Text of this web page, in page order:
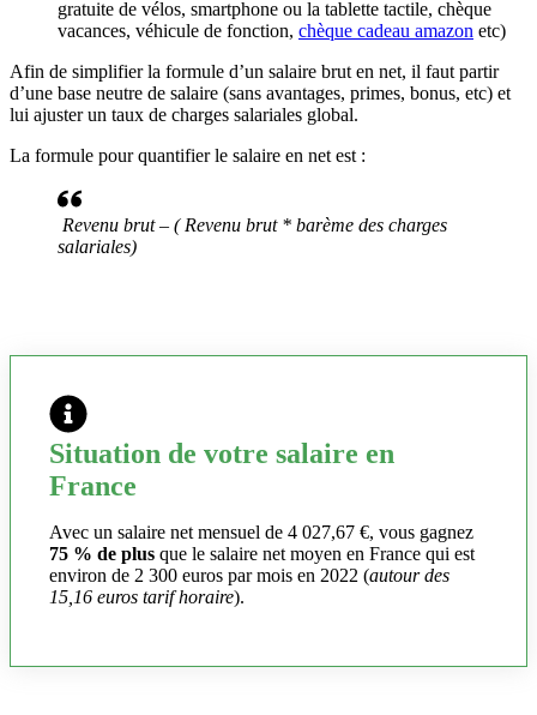
gratuite de vélos, smartphone ou la tablette tactile, chèque
vacances, véhicule de fonction, chèque cadeau amazon etc)
Afin de simplifier la formule d’un salaire brut en net, il faut partir
d’une base neutre de salaire (sans avantages, primes, bonus, etc) et
lui ajuster un taux de charges salariales global.
La formule pour quantifier le salaire en net est :
Revenu brut – ( Revenu brut * barème des charges
salariales)
Situation de votre salaire en
France
Avec un salaire net mensuel de 4 027,67 €, vous gagnez
75 % de plus que le salaire net moyen en France qui est
environ de 2 300 euros par mois en 2022 (autour des
15,16 euros tarif horaire).